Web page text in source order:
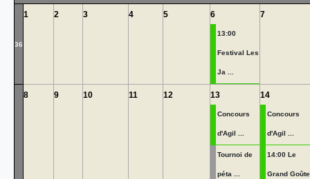
36
1 2 3 4 5 6
13:00
Festival Les
Ja ...
7
8 9 10 11 12 13
Concours
d'Agil ...
Tournoi de
péta ...
14
Concours
d'Agil ...
14:00 Le
Grand